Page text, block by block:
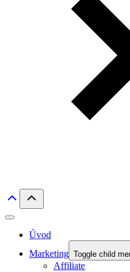
Úvod
Marketing Toggle child
Affiliate